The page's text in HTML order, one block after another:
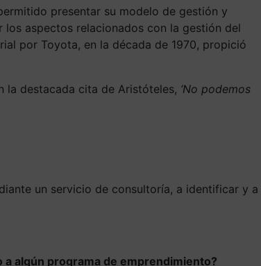
presentar su modelo de gestión y
aspectos relacionados con la gestión del
por Toyota, en la década de 1970, propició
la destacada cita de Aristóteles, ‘No podemos
un servicio de consultoría, a identificar y a
a algún programa de emprendimiento?